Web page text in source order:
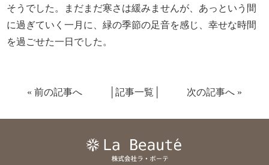
そうでした。まだまだ寒さは緩みませんが、あっという間
に過ぎていく一月に、緑の季節の足音を感じ、幸せな時間
を過ごせた一日でした。
« 前の記事へ 記事一覧 次の記事へ »